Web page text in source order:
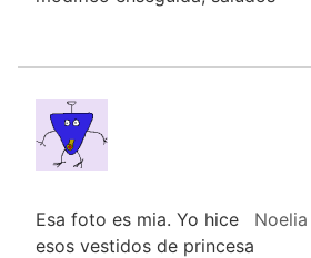
Noelia
Esa foto es mia. Yo hice
esos vestidos de princesa